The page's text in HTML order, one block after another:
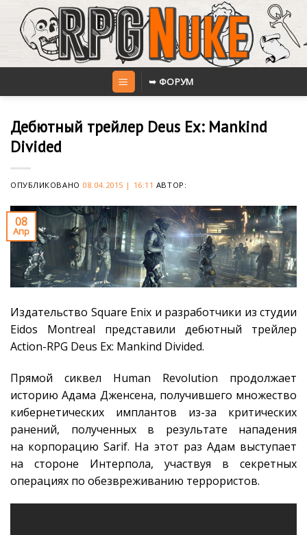
content
➥ ФОРУМ
Дебютный трейлер Deus Ex: Mankind
Divided
ОПУБЛИКОВАНО 08.04.2015 | 16:11 АВТОР:
08
Апр
Издательство Square Enix и разработчики из студии
Eidos Montreal представили дебютный трейлер
Action-RPG Deus Ex: Mankind Divided.
Прямой сиквел Human Revolution продолжает
историю Адама Дженсена, получившего множество
кибернетических имплантов из-за критических
ранений, полученных в результате нападения
на корпорацию Sarif. На этот раз Адам выступает
на стороне Интерпола, участвуя в секретных
операциях по обезвреживанию террористов.